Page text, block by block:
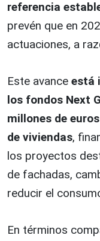
referencia
prevén que en
actuaciones, a
Este avance está
los fondos Next
millones de
de viviendas,
los proyectos
de fachadas,
reducir el
En términos